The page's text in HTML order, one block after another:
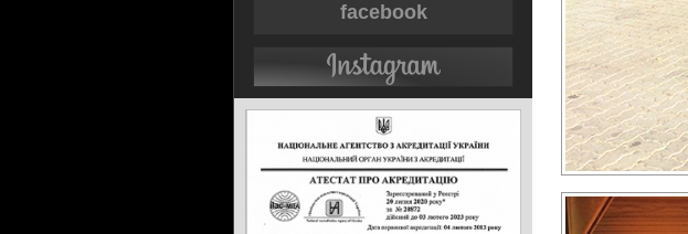
facebook